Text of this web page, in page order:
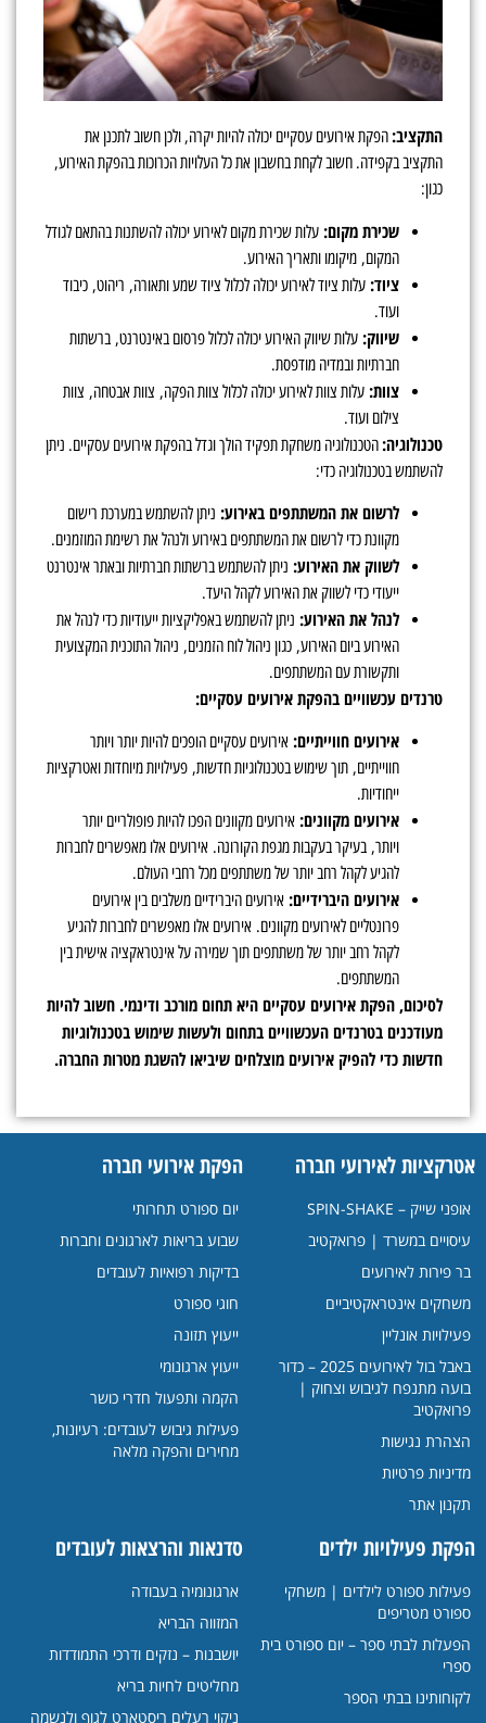
התקציב: הפקת אירועים עסקיים יכולה להיות יקרה, ולכן חשוב לתכנן את
התקציב בקפידה. חשוב לקחת בחשבון את כל העלויות הכרוכות בהפקת האירוע,
כגון:
שכירת מקום: עלות שכירת מקום לאירוע יכולה להשתנות בהתאם לגודל
המקום, מיקומו ותאריך האירוע.
ציוד: עלות ציוד לאירוע יכולה לכלול ציוד שמע ותאורה, ריהוט, כיבוד
ועוד.
שיווק: עלות שיווק האירוע יכולה לכלול פרסום באינטרנט, ברשתות
חברתיות ובמדיה מודפסת.
צוות: עלות צוות לאירוע יכולה לכלול צוות הפקה, צוות אבטחה, צוות
צילום ועוד.
טכנולוגיה: הטכנולוגיה משחקת תפקיד הולך וגדל בהפקת אירועים עסקיים. ניתן
להשתמש בטכנולוגיה כדי:
לרשום את המשתתפים באירוע: ניתן להשתמש במערכת רישום
מקוונת כדי לרשום את המשתתפים באירוע ולנהל את רשימת המוזמנים.
לשווק את האירוע: ניתן להשתמש ברשתות חברתיות ובאתר אינטרנט
ייעודי כדי לשווק את האירוע לקהל היעד.
לנהל את האירוע: ניתן להשתמש באפליקציות ייעודיות כדי לנהל את
האירוע ביום האירוע, כגון ניהול לוח הזמנים, ניהול התוכנית המקצועית
ותקשורת עם המשתתפים.
טרנדים עכשוויים בהפקת אירועים עסקיים:
אירועים חווייתיים: אירועים עסקיים הופכים להיות יותר ויותר
חווייתיים, תוך שימוש בטכנולוגיות חדשות, פעילויות מיוחדות ואטרקציות
ייחודיות.
אירועים מקוונים: אירועים מקוונים הפכו להיות פופולריים יותר
ויותר, בעיקר בעקבות מגפת הקורונה. אירועים אלו מאפשרים לחברות
להגיע לקהל רחב יותר של משתתפים מכל רחבי העולם.
אירועים היברידיים: אירועים היברידיים משלבים בין אירועים
פרונטליים לאירועים מקוונים. אירועים אלו מאפשרים לחברות להגיע
לקהל רחב יותר של משתתפים תוך שמירה על אינטראקציה אישית בין
המשתתפים.
לסיכום, הפקת אירועים עסקיים היא תחום מורכב ודינמי. חשוב להיות
מעודכנים בטרנדים העכשוויים בתחום ולעשות שימוש בטכנולוגיות
חדשות כדי להפיק אירועים מוצלחים שיביאו להשגת מטרות החברה.
אטרקציות לאירועי חברה
אופני שייק – SPIN-SHAKE
עיסויים במשרד | פרואקטיב
בר פירות לאירועים
משחקים אינטראקטיביים
פעילויות אונליין
באבל בול לאירועים 2025 – כדור
בועה מתנפח לגיבוש וצחוק |
פרואקטיב
הצהרת נגישות
מדיניות פרטיות
תקנון אתר
הפקת אירועי חברה
יום ספורט תחרותי
שבוע בריאות לארגונים וחברות
בדיקות רפואיות לעובדים
חוגי ספורט
ייעוץ תזונה
ייעוץ ארגונומי
הקמה ותפעול חדרי כושר
פעילות גיבוש לעובדים: רעיונות,
מחירים והפקה מלאה
הפקת פעילויות ילדים
פעילות ספורט לילדים | משחקי
ספורט מטריפים
הפעלות לבתי ספר – יום ספורט בית
ספרי
לקוחותינו בבתי הספר
סדנאות והרצאות לעובדים
ארגונומיה בעבודה
המזווה הבריא
יושבנות – נזקים ודרכי התמודדות
מחליטים לחיות בריא
ניקוי רעלים ריסטארט לגוף ולנשמה